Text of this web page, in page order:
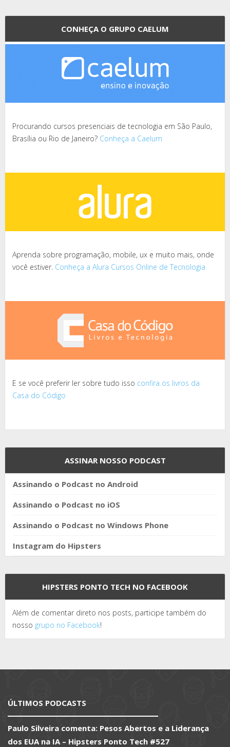
CONHEÇA O GRUPO CAELUM
Procurando cursos presenciais de tecnologia em São Paulo,
Brasília ou Rio de Janeiro? Conheça a Caelum
Aprenda sobre programação, mobile, ux e muito mais, onde
você estiver. Conheça a Alura Cursos Online de Tecnologia
E se você preferir ler sobre tudo isso confira os livros da
Casa do Código
ASSINAR NOSSO PODCAST
Assinando o Podcast no Android
Assinando o Podcast no iOS
Assinando o Podcast no Windows Phone
Instagram do Hipsters
HIPSTERS PONTO TECH NO FACEBOOK
Além de comentar direto nos posts, participe também do
nosso grupo no Facebook!
ÚLTIMOS PODCASTS
Paulo Silveira comenta: Pesos Abertos e a Liderança
dos EUA na IA – Hipsters Ponto Tech #527